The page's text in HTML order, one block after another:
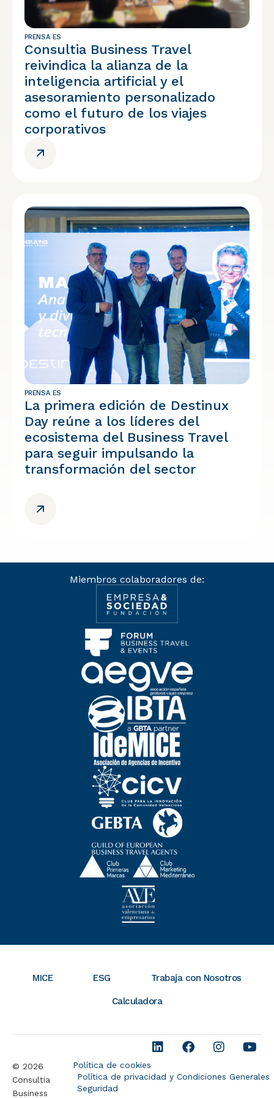
PRENSA ES
Consultia Business Travel
reivindica la alianza de la
inteligencia artificial y el
asesoramiento personalizado
como el futuro de los viajes
corporativos
PRENSA ES
La primera edición de Destinux
Day reúne a los líderes del
ecosistema del Business Travel
para seguir impulsando la
transformación del sector
Miembros colaboradores de:
MICE ESG Trabaja con Nosotros
Calculadora
© 2026
Consultia
Business
Política de cookies
Política de privacidad y Condiciones Generales
Seguridad